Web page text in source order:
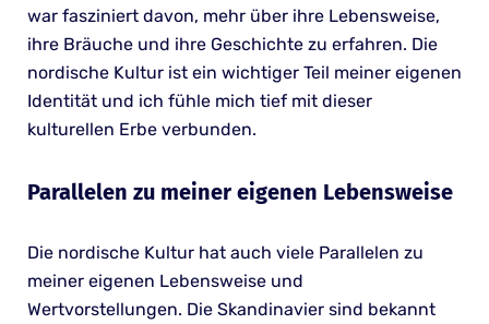
war fasziniert davon, mehr über ihre Lebensweise,
ihre Bräuche und ihre Geschichte zu erfahren. Die
nordische Kultur ist ein wichtiger Teil meiner eigenen
Identität und ich fühle mich tief mit dieser
kulturellen Erbe verbunden.
Parallelen zu meiner eigenen Lebensweise
Die nordische Kultur hat auch viele Parallelen zu
meiner eigenen Lebensweise und
Wertvorstellungen. Die Skandinavier sind bekannt